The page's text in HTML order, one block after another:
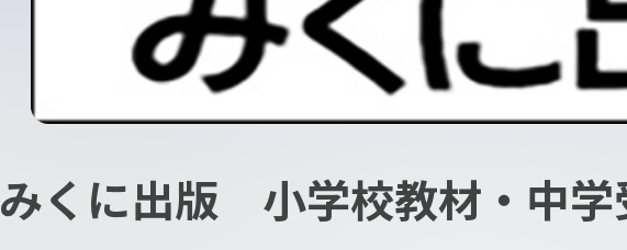
みくに出版 小学校教材・中学